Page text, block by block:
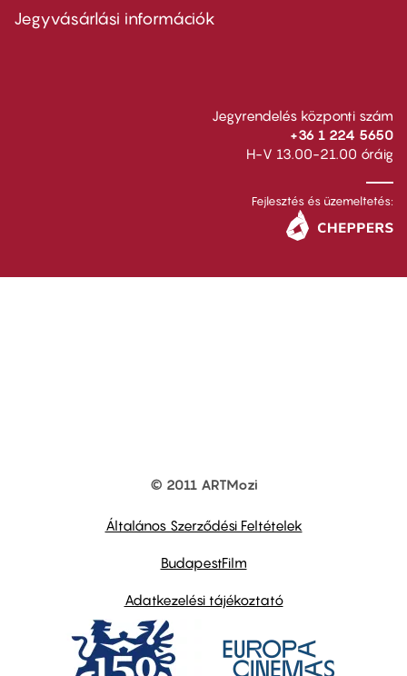
second
Jegyvásárlási információk
Jegyrendelés központi szám
+36 1 224 5650
H-V 13.00-21.00 óráig
Fejlesztés és üzemeltetés:
© 2011 ARTMozi
Általános Szerződési Feltételek
BudapestFilm
Adatkezelési tájékoztató